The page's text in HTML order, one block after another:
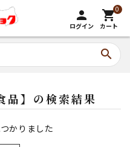
person
ログイン
0
shopping_cart
カート
search
品】の検索結果
かりました